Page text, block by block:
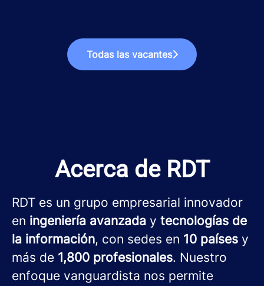
Todas las vacantes
Acerca de RDT
RDT es un grupo empresarial innovador
en ingeniería avanzada y tecnologías de
la información, con sedes en 10 países y
más de 1,800 profesionales. Nuestro
enfoque vanguardista nos permite